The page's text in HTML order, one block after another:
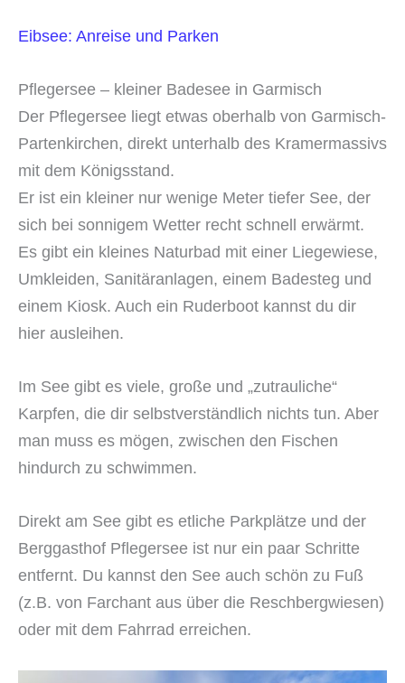
Eibsee: Anreise und Parken
Pflegersee – kleiner Badesee in Garmisch
Der Pflegersee liegt etwas oberhalb von Garmisch-
Partenkirchen, direkt unterhalb des Kramermassivs
mit dem Königsstand.
Er ist ein kleiner nur wenige Meter tiefer See, der
sich bei sonnigem Wetter recht schnell erwärmt.
Es gibt ein kleines Naturbad mit einer Liegewiese,
Umkleiden, Sanitäranlagen, einem Badesteg und
einem Kiosk. Auch ein Ruderboot kannst du dir
hier ausleihen.
Im See gibt es viele, große und „zutrauliche“
Karpfen, die dir selbstverständlich nichts tun. Aber
man muss es mögen, zwischen den Fischen
hindurch zu schwimmen.
Direkt am See gibt es etliche Parkplätze und der
Berggasthof Pflegersee ist nur ein paar Schritte
entfernt. Du kannst den See auch schön zu Fuß
(z.B. von Farchant aus über die Reschbergwiesen)
oder mit dem Fahrrad erreichen.